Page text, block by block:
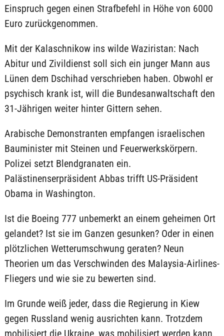
Einspruch gegen einen Strafbefehl in Höhe von 6000
Euro zurückgenommen.
Mit der Kalaschnikow ins wilde Waziristan: Nach
Abitur und Zivildienst soll sich ein junger Mann aus
Lünen dem Dschihad verschrieben haben. Obwohl er
psychisch krank ist, will die Bundesanwaltschaft den
31-Jährigen weiter hinter Gittern sehen.
Arabische Demonstranten empfangen israelischen
Bauminister mit Steinen und Feuerwerkskörpern.
Polizei setzt Blendgranaten ein.
Palästinenserpräsident Abbas trifft US-Präsident
Obama in Washington.
Ist die Boeing 777 unbemerkt an einem geheimen Ort
gelandet? Ist sie im Ganzen gesunken? Oder in einen
plötzlichen Wetterumschwung geraten? Neun
Theorien um das Verschwinden des Malaysia-Airlines-
Fliegers und wie sie zu bewerten sind.
Im Grunde weiß jeder, dass die Regierung in Kiew
gegen Russland wenig ausrichten kann. Trotzdem
mobilisiert die Ukraine, was mobilisiert werden kann.